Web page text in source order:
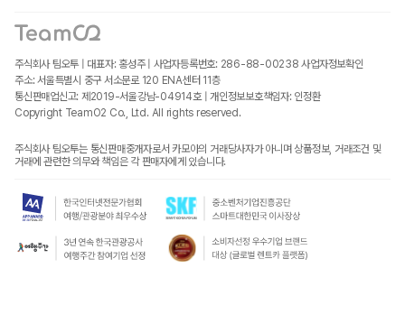
주식회사 팀오투 | 대표자: 홍성주 | 사업자등록번호: 286-88-00238 사업자정보확인
주소: 서울특별시 중구 서소문로 120 ENA센터 11층
통신판매업신고: 제2019-서울강남-04914호 | 개인정보보호책임자: 인정환
Copyright TeamO2 Co., Ltd. All rights reserved.
주식회사 팀오투는 통신판매중개자로서 카모아의 거래당사자가 아니며 상품정보, 거래조건 및
거래에 관련한 의무와 책임은 각 판매자에게 있습니다.